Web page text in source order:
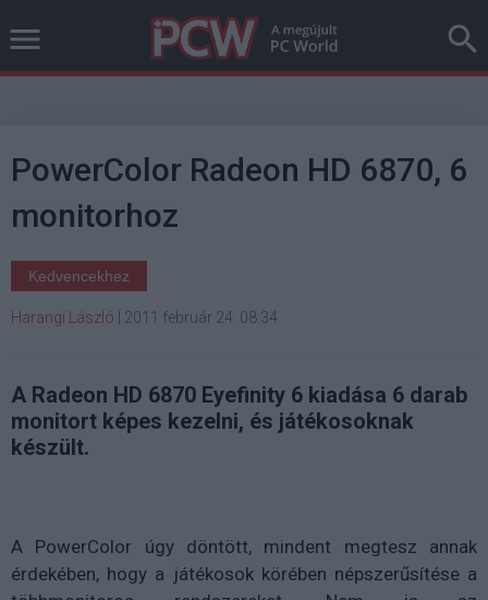
PowerColor Radeon HD 6870, 6
monitorhoz
Kedvencekhez
Harangi László 2011 február 24. 08:34
A Radeon HD 6870 Eyefinity 6 kiadása 6 darab
monitort képes kezelni, és játékosoknak
készült.
A PowerColor úgy döntött, mindent megtesz annak
érdekében, hogy a játékosok körében népszerűsítése a